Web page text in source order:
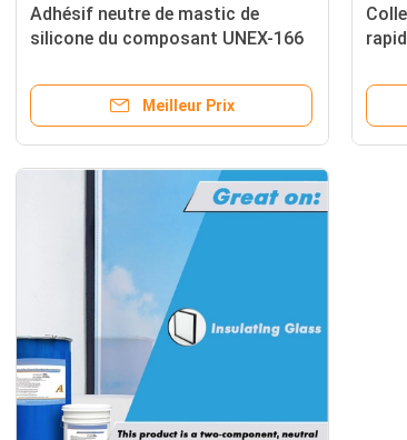
Adhésif neutre de mastic de
silicone du composant UNEX-166
Meilleur Prix